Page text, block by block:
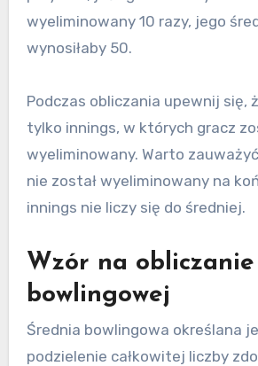
wyeliminowany 10 razy, jego
wynosiłaby 50.
Podczas obliczania upewnij się,
tylko innings, w których gracz
wyeliminowany. Warto
nie został wyeliminowany na
innings nie liczy się do średniej.
Wzór na
bowlingowej
Średnia bowlingowa określana
podzielenie całkowitej liczby